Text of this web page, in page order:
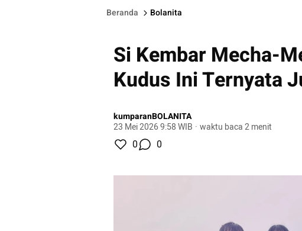
Beranda Bolanita
Si Kembar Mecha-
Kudus Ini Ternyata
kumparanBOLANITA
23 Mei 2026 9:58 WIB · waktu baca 2 menit
0 0